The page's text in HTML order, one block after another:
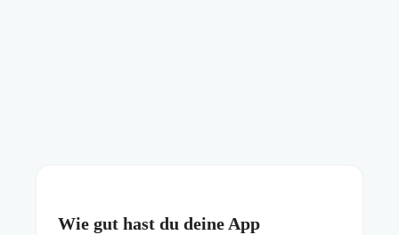
Wie gut hast du deine App